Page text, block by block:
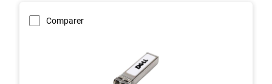
Comparer